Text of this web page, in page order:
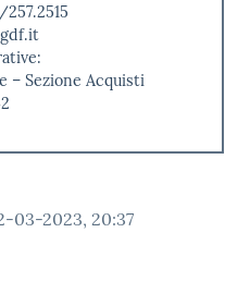
– Sezione Acquisti
03-2023, 20:37